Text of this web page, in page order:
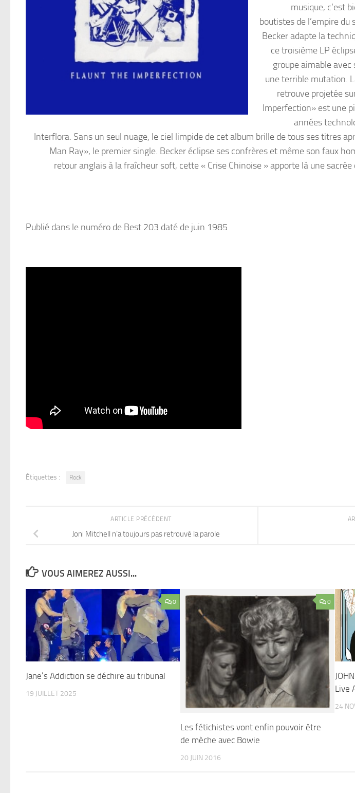
musique, c’est
boutistes de l’empire
Becker adapte la
ce troisième LP
groupe aimable
une terrible mutation.
retrouve projetée
Imperfection» est une
années
Interflora. Sans un seul nuage, le ciel limpide de cet album brille de tous ses titres
Man Ray», le premier single. Becker éclipse ses confrères et même son faux
retour anglais à la fraîcheur soft, cette « Crise Chinoise » apporte là une
Publié dans le numéro de Best 203 daté de juin 1985
Étiquettes : Rock
ARTICLE PRÉCÉDENT
Joni Mitchell n’a toujours pas retrouvé la parole
VOUS AIMEREZ AUSSI...
0
Jane’s Addiction se déchire au tribunal
19 JUILLET 2025
0
Les fétichistes vont enfin pouvoir être
de mèche avec Bowie
20 JUIN 2016
Live
24